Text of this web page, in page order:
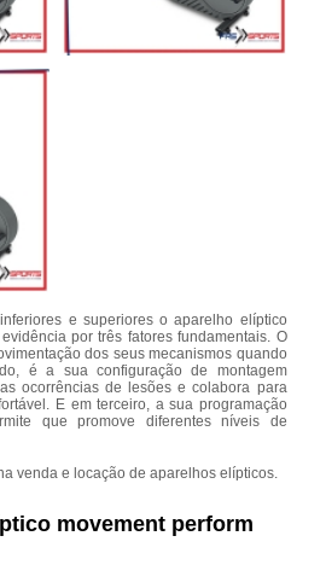
e superiores o aparelho elíptico
por três fatores fundamentais. O
dos seus mecanismos quando
é a sua configuração de montagem
ocorrências de lesões e colabora para
E em terceiro, a sua programação
que promove diferentes níveis de
venda e locação de aparelhos elípticos.
movement perform